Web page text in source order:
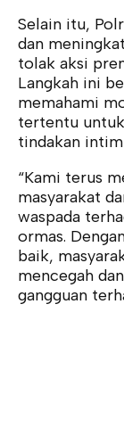
Selain itu,
dan
tolak aksi
Langkah ini
memahami
tertentu
tindakan
“Kami terus
masyarakat
waspada
ormas.
baik,
mencegah
gangguan